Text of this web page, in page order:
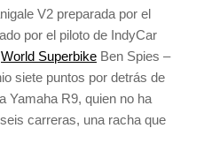
V2 preparada por el
por el piloto de IndyCar
World Superbike Ben Spies –
siete puntos por detrás de
Yamaha R9, quien no ha
carreras, una racha que